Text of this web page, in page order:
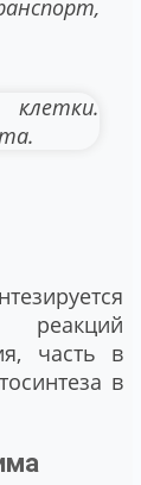
часть в
в